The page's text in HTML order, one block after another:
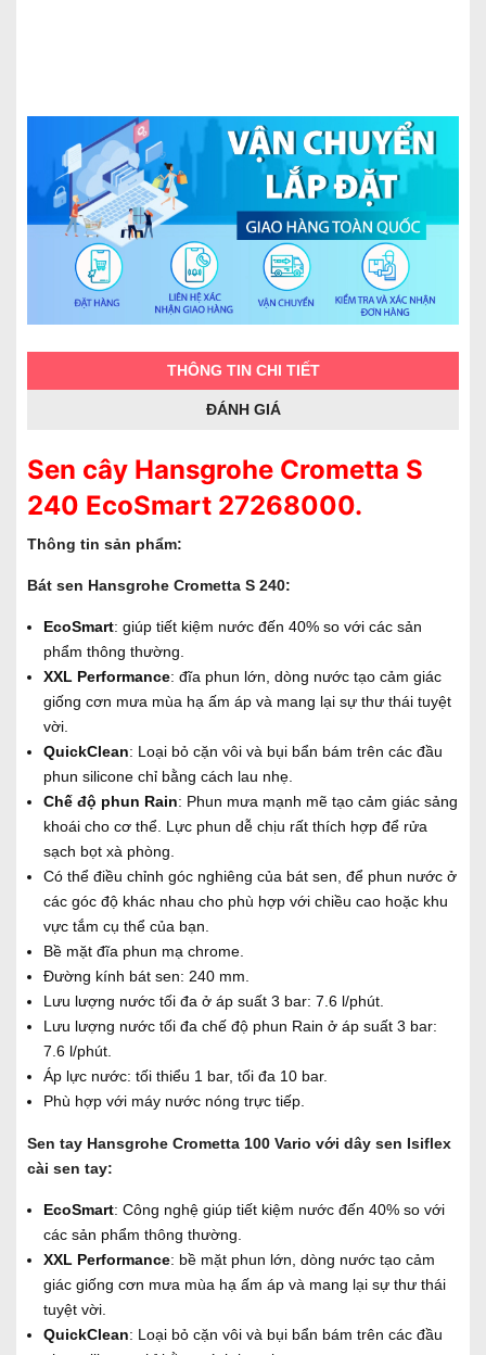
THÔNG TIN CHI TIẾT
ĐÁNH GIÁ
Sen cây Hansgrohe Crometta S
240 EcoSmart 27268000.
Thông tin sản phẩm:
Bát sen Hansgrohe Crometta S 240:
EcoSmart: giúp tiết kiệm nước đến 40% so với các sản
phẩm thông thường.
XXL Performance: đĩa phun lớn, dòng nước tạo cảm giác
giống cơn mưa mùa hạ ấm áp và mang lại sự thư thái tuyệt
vời.
QuickClean: Loại bỏ cặn vôi và bụi bẩn bám trên các đầu
phun silicone chỉ bằng cách lau nhẹ.
Chế độ phun Rain: Phun mưa mạnh mẽ tạo cảm giác sảng
khoái cho cơ thể. Lực phun dễ chịu rất thích hợp để rửa
sạch bọt xà phòng.
Có thể điều chỉnh góc nghiêng của bát sen, để phun nước ở
các góc độ khác nhau cho phù hợp với chiều cao hoặc khu
vực tắm cụ thể của bạn.
Bề mặt đĩa phun mạ chrome.
Đường kính bát sen: 240 mm.
Lưu lượng nước tối đa ở áp suất 3 bar: 7.6 l/phút.
Lưu lượng nước tối đa chế độ phun Rain ở áp suất 3 bar:
7.6 l/phút.
Áp lực nước: tối thiểu 1 bar, tối đa 10 bar.
Phù hợp với máy nước nóng trực tiếp.
Sen tay Hansgrohe Crometta 100 Vario với dây sen Isiflex
cài sen tay:
EcoSmart: Công nghệ giúp tiết kiệm nước đến 40% so với
các sản phẩm thông thường.
XXL Performance: bề mặt phun lớn, dòng nước tạo cảm
giác giống cơn mưa mùa hạ ấm áp và mang lại sự thư thái
tuyệt vời.
QuickClean: Loại bỏ cặn vôi và bụi bẩn bám trên các đầu